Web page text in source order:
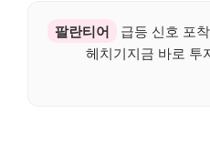
팔란티어
급등 신호 포
헤치기지금 바로 투